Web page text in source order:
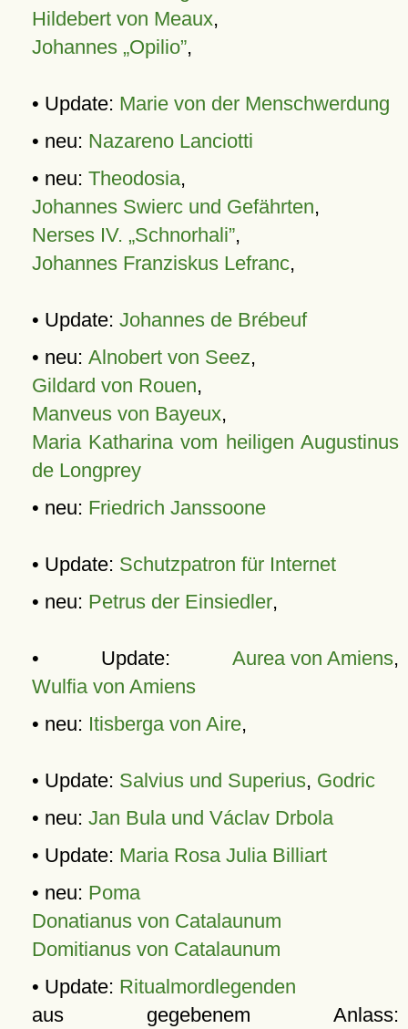
Hildebert von Meaux,
Johannes „Opilio”,
• Update: Marie von der Menschwerdung
• neu: Nazareno Lanciotti
• neu: Theodosia,
Johannes Swierc und Gefährten,
Nerses IV. „Schnorhali”,
Johannes Franziskus Lefranc,
• Update: Johannes de Brébeuf
• neu: Alnobert von Seez,
Gildard von Rouen,
Manveus von Bayeux,
Maria Katharina vom heiligen Augustinus
de Longprey
• neu: Friedrich Janssoone
• Update: Schutzpatron für Internet
• neu: Petrus der Einsiedler,
• Update: Aurea von Amiens,
Wulfia von Amiens
• neu: Itisberga von Aire,
• Update: Salvius und Superius, Godric
• neu: Jan Bula und Václav Drbola
• Update: Maria Rosa Julia Billiart
• neu: Poma
Donatianus von Catalaunum
Domitianus von Catalaunum
• Update: Ritualmordlegenden
aus gegebenem Anlass: